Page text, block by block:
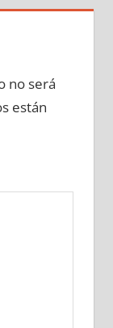
no será
están